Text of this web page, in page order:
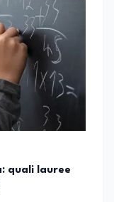
quali lauree